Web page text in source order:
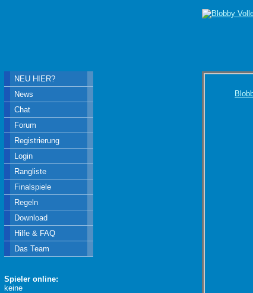
NEU HIER?
News
Chat
Forum
Registrierung
Login
Rangliste
Finalspiele
Regeln
Download
Hilfe & FAQ
Das Team
Spieler online:
keine